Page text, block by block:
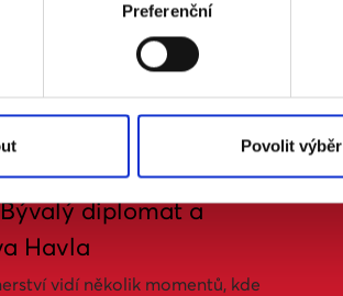
Preferenční
Povolit výběr
najdete zde.
Bývalý diplomat a
Havla
vidí několik momentů, kde